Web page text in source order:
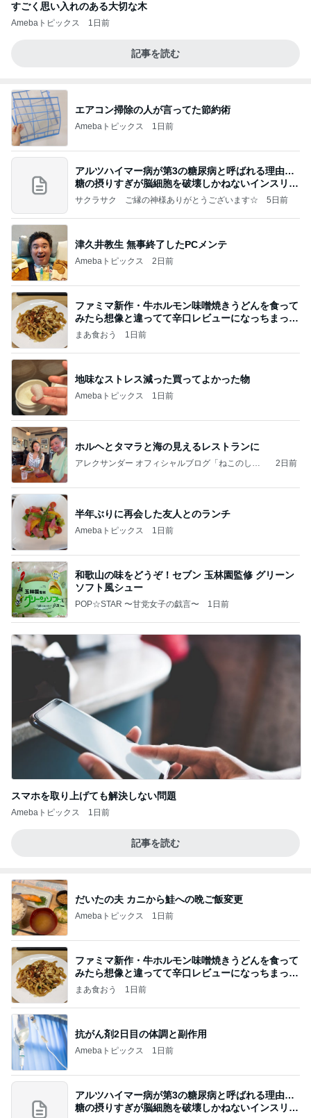
すごく思い入れのある大切な木
Amebaトピックス 1日前
記事を読む
エアコン掃除の人が言ってた節約術
Amebaトピックス 1日前
アルツハイマー病が第3の糖尿病と呼ばれる理由…
糖の摂りすぎが脳細胞を破壊しかねないインスリン
の恐
サクラサク ご縁の神様ありがとうございます☆ 5日前
津久井教生 無事終了したPCメンテ
Amebaトピックス 2日前
ファミマ新作・牛ホルモン味噌焼きうどんを食って
みたら想像と違ってて辛口レビューになっちまった
話
まあ食おう 1日前
地味なストレス減った買ってよかった物
Amebaトピックス 1日前
ホルヘとタマラと海の見えるレストランに
アレクサンダー オフィシャルブログ「ねこのしっ
2日前
半年ぶりに再会した友人とのランチ
Amebaトピックス 1日前
和歌山の味をどうぞ！セブン 玉林園監修 グリーン
ソフト風シュー
POP☆STAR 〜甘党女子の戯言〜 1日前
スマホを取り上げても解決しない問題
Amebaトピックス 1日前
記事を読む
だいたの夫 カニから鮭への晩ご飯変更
Amebaトピックス 1日前
ファミマ新作・牛ホルモン味噌焼きうどんを食って
みたら想像と違ってて辛口レビューになっちまった
話
まあ食おう 1日前
抗がん剤2日目の体調と副作用
Amebaトピックス 1日前
アルツハイマー病が第3の糖尿病と呼ばれる理由…
糖の摂りすぎが脳細胞を破壊しかねないインスリン